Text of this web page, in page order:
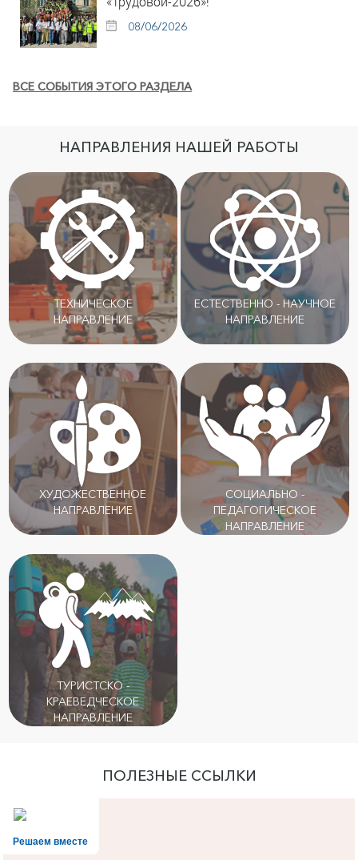
08/06/2026
ВСЕ СОБЫТИЯ ЭТОГО РАЗДЕЛА
НАПРАВЛЕНИЯ НАШЕЙ РАБОТЫ
ТЕХНИЧЕСКОЕ
НАПРАВЛЕНИЕ
ЕСТЕСТВЕННО - НАУЧНОЕ
НАПРАВЛЕНИЕ
ХУДОЖЕСТВЕННОЕ
НАПРАВЛЕНИЕ
СОЦИАЛЬНО -
ПЕДАГОГИЧЕСКОЕ
НАПРАВЛЕНИЕ
ТУРИСТСКО -
КРАЕВЕДЧЕСКОЕ
НАПРАВЛЕНИЕ
ПОЛЕЗНЫЕ ССЫЛКИ
Решаем вместе